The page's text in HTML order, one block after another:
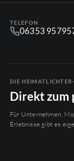
TELEFON
06353
DIE
Direkt zum
Für Unternehmen,
Erlebnisse gibt es